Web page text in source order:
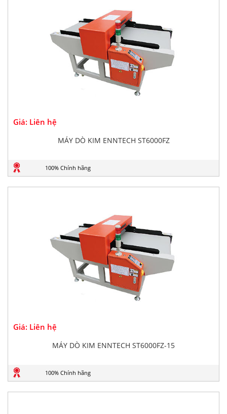
Giá: Liên hệ
MÁY DÒ KIM ENNTECH ST6000FZ
100% Chính hãng
Giá: Liên hệ
MÁY DÒ KIM ENNTECH ST6000FZ-15
100% Chính hãng